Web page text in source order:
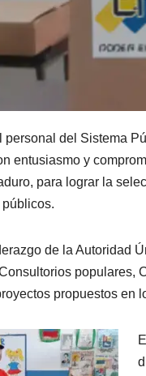
personal del Sistema
entusiasmo y
para lograr la
de la Autoridad
propuestos en